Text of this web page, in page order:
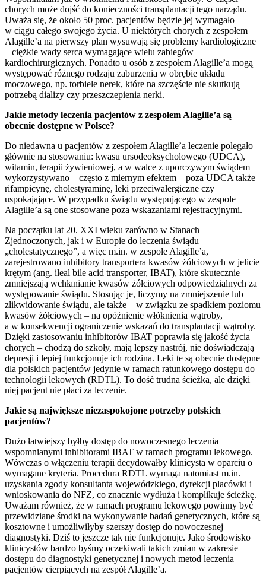
chorych może dojść do konieczności transplantacji tego narządu.
Uważa się, że około 50 proc. pacjentów będzie jej wymagało
w ciągu całego swojego życia. U niektórych chorych z zespołem
Alagille’a na pierwszy plan wysuwają się problemy kardiologiczne
– ciężkie wady serca wymagające wielu zabiegów
kardiochirurgicznych. Ponadto u osób z zespołem Alagille’a mogą
występować różnego rodzaju zaburzenia w obrębie układu
moczowego, np. torbiele nerek, które na szczęście nie skutkują
potrzebą dializy czy przeszczepienia nerki.
Jakie metody leczenia pacjentów z zespołem Alagille’a są
obecnie dostępne w Polsce?
Do niedawna u pacjentów z zespołem Alagille’a leczenie polegało
głównie na stosowaniu: kwasu ursodeoksycholowego (UDCA),
witamin, terapii żywieniowej, a w walce z uporczywym świądem
wykorzystywano – często z miernym efektem – poza UDCA także
rifampicynę, cholestyraminę, leki przeciwalergiczne czy
uspokajające. W przypadku świądu występującego w zespole
Alagille’a są one stosowane poza wskazaniami rejestracyjnymi.
Na początku lat 20. XXI wieku zarówno w Stanach
Zjednoczonych, jak i w Europie do leczenia świądu
„cholestatycznego”, a więc m.in. w zespole Alagille’a,
zarejestrowano inhibitory transportera kwasów żółciowych w jelicie
krętym (ang. ileal bile acid transporter, IBAT), które skutecznie
zmniejszają wchłanianie kwasów żółciowych odpowiedzialnych za
występowanie świądu. Stosując je, liczymy na zmniejszenie lub
zlikwidowanie świądu, ale także – w związku ze spadkiem poziomu
kwasów żółciowych – na opóźnienie włóknienia wątroby,
a w konsekwencji ograniczenie wskazań do transplantacji wątroby.
Dzięki zastosowaniu inhibitorów IBAT poprawia się jakość życia
chorych – chodzą do szkoły, mają lepszy nastrój, nie doświadczają
depresji i lepiej funkcjonuje ich rodzina. Leki te są obecnie dostępne
dla polskich pacjentów jedynie w ramach ratunkowego dostępu do
technologii lekowych (RDTL). To dość trudna ścieżka, ale dzięki
niej pacjent nie płaci za leczenie.
Jakie są największe niezaspokojone potrzeby polskich
pacjentów?
Dużo łatwiejszy byłby dostęp do nowoczesnego leczenia
wspomnianymi inhibitorami IBAT w ramach programu lekowego.
Wówczas o włączeniu terapii decydowałby klinicysta w oparciu o
wymagane kryteria. Procedura RDTL wymaga natomiast m.in.
uzyskania zgody konsultanta wojewódzkiego, dyrekcji placówki i
wnioskowania do NFZ, co znacznie wydłuża i komplikuje ścieżkę.
Uważam również, że w ramach programu lekowego powinny być
przewidziane środki na wykonywanie badań genetycznych, które są
kosztowne i umożliwiłyby szerszy dostęp do nowoczesnej
diagnostyki. Dziś to jeszcze tak nie funkcjonuje. Jako środowisko
klinicystów bardzo byśmy oczekiwali takich zmian w zakresie
dostępu do diagnostyki genetycznej i nowych metod leczenia
pacjentów cierpiących na zespół Alagille’a.